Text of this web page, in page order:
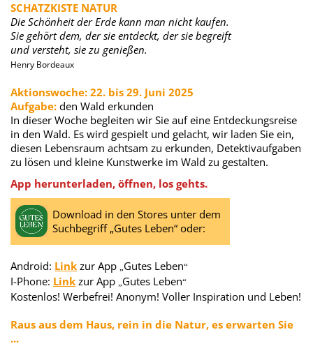
SCHATZKISTE NATUR
Die Schönheit der Erde kann man nicht kaufen.
Sie gehört dem, der sie entdeckt, der sie begreift
und versteht, sie zu genießen.
Henry Bordeaux
Aktionswoche: 22. bis 29. Juni 2025
Aufgabe: den Wald erkunden
In dieser Woche begleiten wir Sie auf eine Entdeckungsreise
in den Wald. Es wird gespielt und gelacht, wir laden Sie ein,
diesen Lebensraum achtsam zu erkunden, Detektivaufgaben
zu lösen und kleine Kunstwerke im Wald zu gestalten.
App herunterladen, öffnen, los gehts.
Download in den Stores unter dem
Suchbegriff „Gutes Leben“ oder:
Android: Link zur App „Gutes Leben“
I-Phone: Link zur App „Gutes Leben“
Kostenlos! Werbefrei! Anonym! Voller Inspiration und Leben!
Raus aus dem Haus, rein in die Natur, es erwarten Sie
...